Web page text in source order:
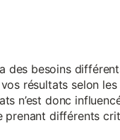
des besoins
résultats selon
n’est donc
différents